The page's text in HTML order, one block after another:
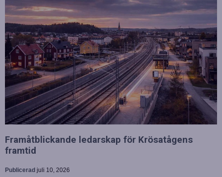
Framåtblickande ledarskap för Krösatågens
framtid
Publicerad juli 10, 2026